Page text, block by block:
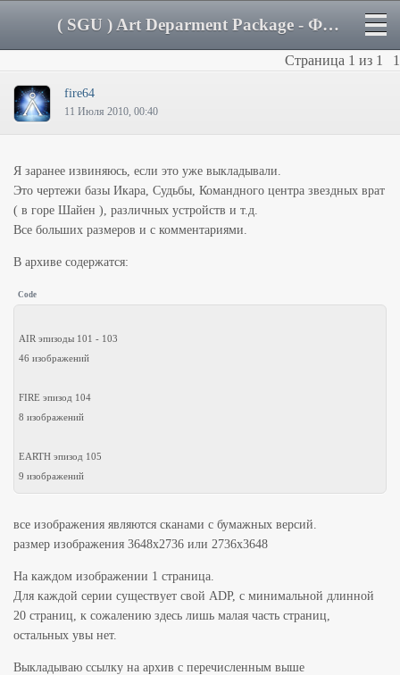
( SGU ) Art Deparment Package - Форум
Страница 1 из 1 1
fire64
11 Июля 2010, 00:40
Я заранее извиняюсь, если это уже выкладывали.
Это чертежи базы Икара, Судьбы, Командного центра звездных врат
( в горе Шайен ), различных устройств и т.д.
Все больших размеров и с комментариями.
В архиве содержатся:
Code
AIR эпизоды 101 - 103
46 изображений
FIRE эпизод 104
8 изображений
EARTH эпизод 105
9 изображений
все изображения являются сканами с бумажных версий.
размер изображения 3648x2736 или 2736x3648
На каждом изображении 1 страница.
Для каждой серии существует свой ADP, с минимальной длинной
20 страниц, к сожалению здесь лишь малая часть страниц,
остальных увы нет.
Выкладываю ссылку на архив с перечисленным выше